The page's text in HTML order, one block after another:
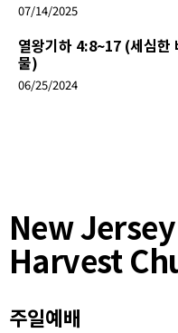
07/14/2025
열왕기하 4:8~17 (세심한
물)
06/25/2024
New Jersey
Harvest
주일예배